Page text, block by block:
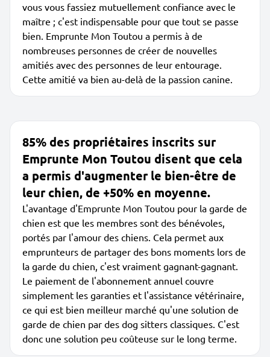
vous vous fassiez mutuellement confiance avec le
maître ; c'est indispensable pour que tout se passe
bien. Emprunte Mon Toutou a permis à de
nombreuses personnes de créer de nouvelles
amitiés avec des personnes de leur entourage.
Cette amitié va bien au-delà de la passion canine.
85% des propriétaires inscrits sur
Emprunte Mon Toutou disent que cela
a permis d'augmenter le bien-être de
leur chien, de +50% en moyenne.
L'avantage d'Emprunte Mon Toutou pour la garde de
chien est que les membres sont des bénévoles,
portés par l'amour des chiens. Cela permet aux
emprunteurs de partager des bons moments lors de
la garde du chien, c'est vraiment gagnant-gagnant.
Le paiement de l'abonnement annuel couvre
simplement les garanties et l'assistance vétérinaire,
ce qui est bien meilleur marché qu'une solution de
garde de chien par des dog sitters classiques. C'est
donc une solution peu coûteuse sur le long terme.